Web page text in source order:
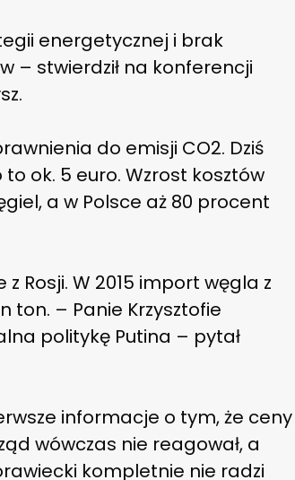
energetycznej i brak
– stwierdził na konferencji
do emisji CO2. Dziś
ok. 5 euro. Wzrost kosztów
a w Polsce aż 80 procent
Rosji. W 2015 import węgla z
ton. – Panie Krzysztofie
politykę Putina – pytał
informacje o tym, że ceny
wówczas nie reagował, a
kompletnie nie radzi